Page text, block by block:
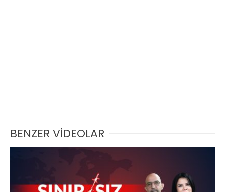
BENZER VİDEOLAR